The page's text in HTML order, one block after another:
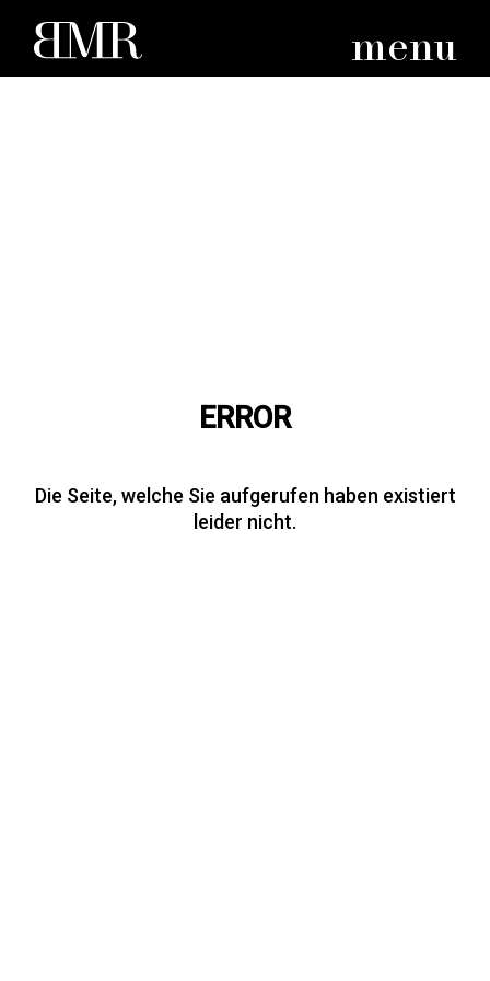
menu
ERROR
Die Seite, welche Sie aufgerufen haben existiert
leider nicht.